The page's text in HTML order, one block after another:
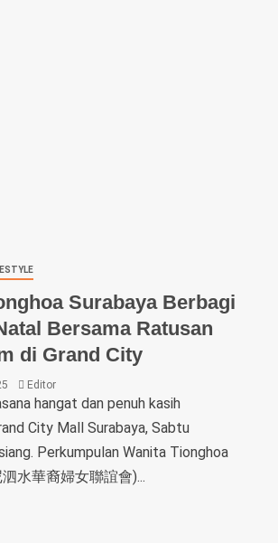
Surabaya Berbagi
Bersama Ratusan
di Grand City
Editor
hangat dan penuh kasih
City Mall Surabaya, Sabtu
Perkumpulan Wanita Tionghoa
水華裔婦女聯誼會)...